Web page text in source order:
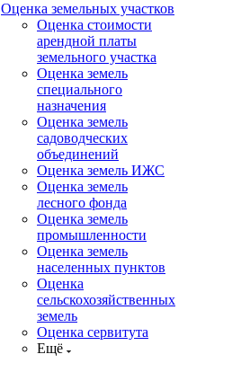
Оценка земельных участков
Оценка стоимости
арендной платы
земельного участка
Оценка земель
специального
назначения
Оценка земель
садоводческих
объединений
Оценка земель ИЖС
Оценка земель
лесного фонда
Оценка земель
промышленности
Оценка земель
населенных пунктов
Оценка
сельскохозяйственных
земель
Оценка сервитута
Ещё